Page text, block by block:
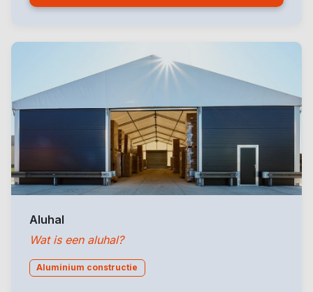
Aluhal
Wat is een aluhal?
Aluminium constructie